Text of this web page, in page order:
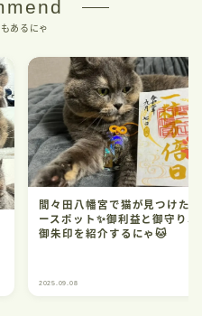
あるにゃ
間々田八幡宮で猫が見つけた
ースポット✨御利益と御守り、
御朱印を紹介するにゃ🐱
2025.09.08